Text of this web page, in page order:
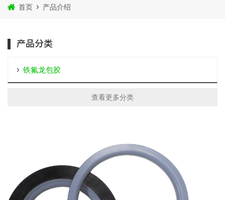
首页 产品介绍
产品分类
铁氟龙包胶